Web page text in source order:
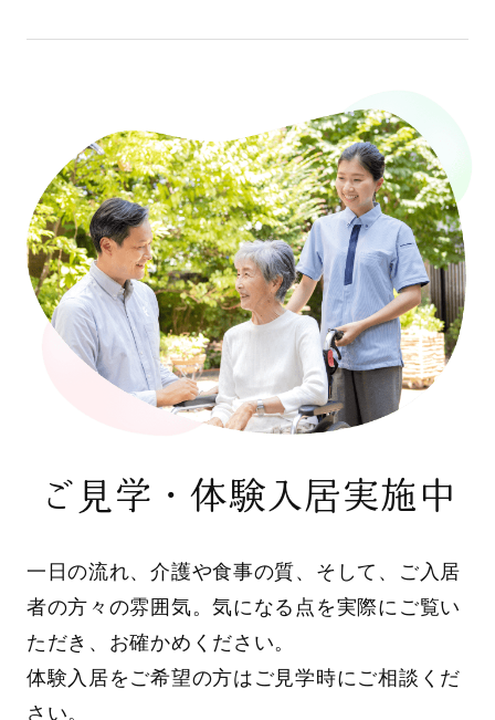
ご見学・体験入居実施中
一日の流れ、介護や食事の質、そして、ご入居
者の方々の雰囲気。気になる点を実際にご覧い
ただき、お確かめください。
体験入居をご希望の方はご見学時にご相談くだ
さい。